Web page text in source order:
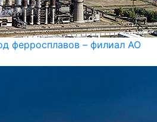
ферросплавов – филиал АО